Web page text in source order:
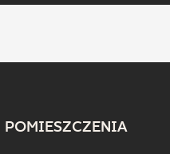
POMIESZCZENIA